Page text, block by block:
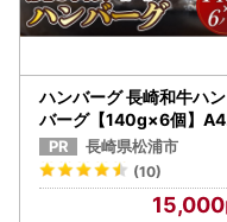
ハンバーグ 長崎和牛ハン
バーグ【140g×6個】A4
～A5ランク使用【B5-06
7】
長崎県松浦市
(10)
15,000